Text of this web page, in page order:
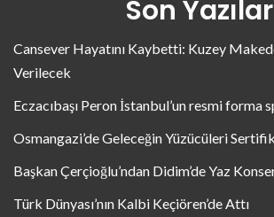
Son Yazılar
Cansever Hayatını Kaybetti: Kuzey
Verilecek
Eczacıbaşı Peron İstanbul’un resmi forma
Osmangazi’de Geleceğin Yüzücüleri
Başkan Çerçioğlu’ndan Didim’de Yaz
Türk Dünyası’nın Kalbi Keçiören’de Attı